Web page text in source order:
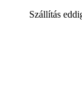
Szállítás